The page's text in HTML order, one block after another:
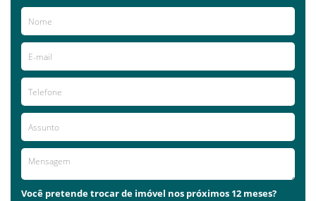
Você pretende trocar de imóvel nos próximos 12 meses?